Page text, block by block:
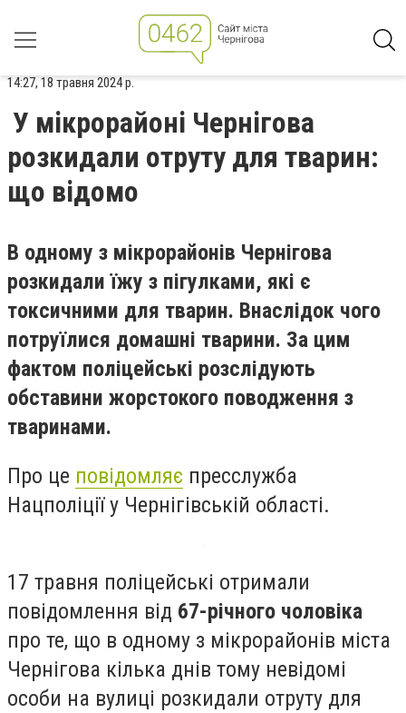
14:27, 18 травня 2024 р.
У мікрорайоні Чернігова
розкидали отруту для тварин:
що відомо
В одному з мікрорайонів Чернігова
розкидали їжу з пігулками, які є
токсичними для тварин. Внаслідок чого
потруїлися домашні тварини. За цим
фактом поліцейські розслідують
обставини жорстокого поводження з
тваринами.
Про це повідомляє пресслужба
Нацполіції у Чернігівській області.
17 травня поліцейські отримали
повідомлення від 67-річного чоловіка
про те, що в одному з мікрорайонів міста
Чернігова кілька днів тому невідомі
особи на вулиці розкидали отруту для